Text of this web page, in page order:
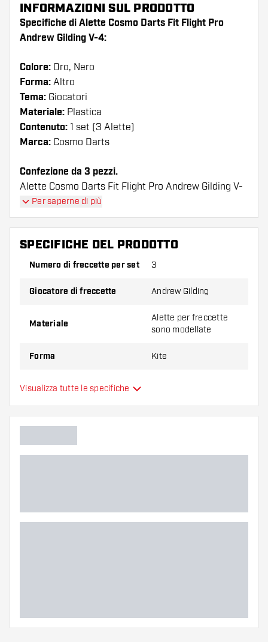
INFORMAZIONI SUL PRODOTTO
Specifiche di Alette Cosmo Darts Fit Flight Pro
Andrew Gilding V-4:
Colore: Oro, Nero
Forma: Altro
Tema: Giocatori
Materiale: Plastica
Contenuto: 1 set (3 Alette)
Marca: Cosmo Darts
Confezione da 3 pezzi.
Alette Cosmo Darts Fit Flight Pro Andrew Gilding V-
4 I voli hanno una lunga durata. Queste alette
possono essere utilizzate solo con astine Cosmo Fit.
Suggerimento di Dartshopper!
Assicuratevi di avere a portata di mano un gran
Provate una forma, un materiale o uno
variante vi si addice di più!
Per saperne di più
SPECIFICHE DEL PRODOTTO
Numero di freccette per set 3
Giocatore di freccette Andrew Gilding
Materiale
Alette per freccette
sono modellate
Forma Kite
Tipo
Colori aggiuntivi
Visualizza tutte le specifiche